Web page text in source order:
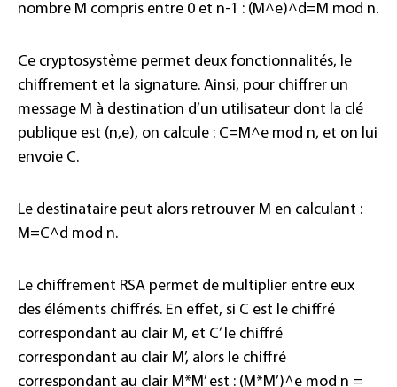
nombre M compris entre 0 et n-1 : (M^e)^d=M mod n.
Ce cryptosystème permet deux fonctionnalités, le
chiffrement et la signature. Ainsi, pour chiffrer un
message M à destination d’un utilisateur dont la clé
publique est (n,e), on calcule : C=M^e mod n, et on lui
envoie C.
Le destinataire peut alors retrouver M en calculant :
M=C^d mod n.
Le chiffrement RSA permet de multiplier entre eux
des éléments chiffrés. En effet, si C est le chiffré
correspondant au clair M, et C’ le chiffré
correspondant au clair M’, alors le chiffré
correspondant au clair M*M’ est : (M*M’)^e mod n =